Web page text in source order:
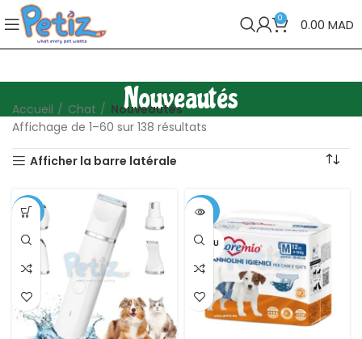
0 0.00 MAD
Nouveautés
Accueil Chat
Nouveautés
Affichage de 61–120 sur 138 résultats
Afficher la barre latérale
-10% -29%
VENDU